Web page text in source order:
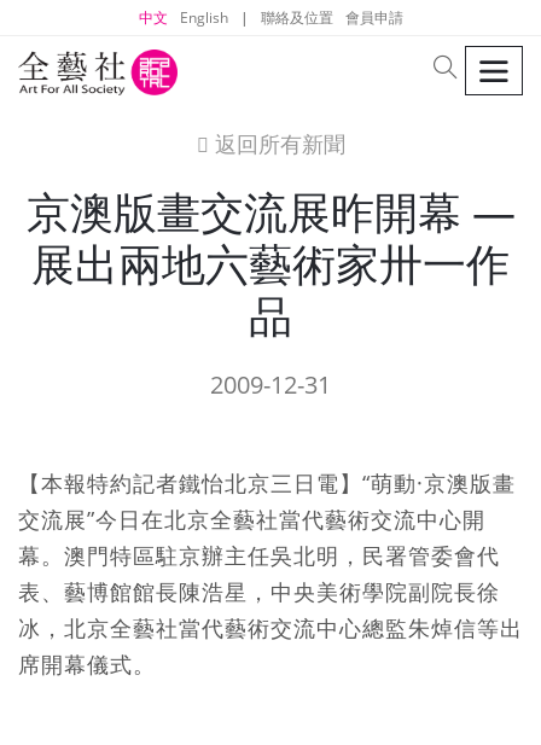
中文 English | 聯絡及位置 會員申請
search
icon
返回所有新聞
京澳版畫交流展昨開幕 —
展出兩地六藝術家卅一作
品
2009-12-31
【本報特約記者鐵怡北京三日電】“萌動·京澳版畫
交流展”今日在北京全藝社當代藝術交流中心開
幕。澳門特區駐京辦主任吳北明，民署管委會代
表、藝博館館長陳浩星，中央美術學院副院長徐
冰，北京全藝社當代藝術交流中心總監朱焯信等出
席開幕儀式。